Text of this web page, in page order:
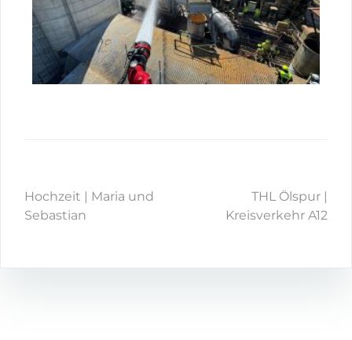
Hochzeit | Maria und
Sebastian
THL Ölspur |
Kreisverkehr A12